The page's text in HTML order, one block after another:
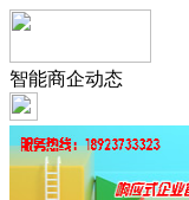
智能商企动态